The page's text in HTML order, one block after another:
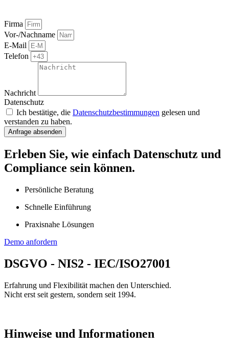
Firma
Vor-/Nachname
E-Mail
Telefon
Nachricht
Datenschutz
Ich bestätige, die Datenschutzbestimmungen gelesen und
verstanden zu haben.
Anfrage absenden
Erleben Sie, wie einfach Datenschutz und
Compliance sein können.
Persönliche Beratung
Schnelle Einführung
Praxisnahe Lösungen
Demo anfordern
DSGVO - NIS2 - IEC/ISO27001
Erfahrung und Flexibilität machen den Unterschied.
Nicht erst seit gestern, sondern seit 1994.
Hinweise und Informationen